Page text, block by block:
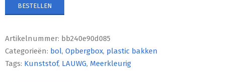
BESTELLEN
Artikelnummer: bb240e90d085
Categorieën: bol, Opbergbox, plastic bakken
Tags: Kunststof, LAUWG, Meerkleurig